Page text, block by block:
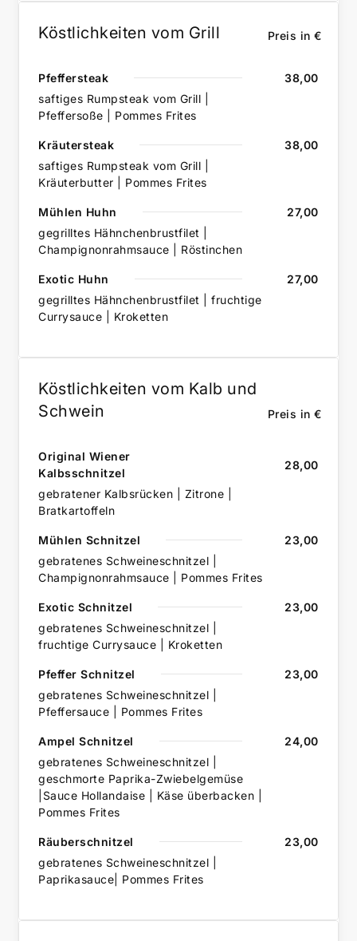
Köstlichkeiten vom Grill Preis in €
Pfeffersteak
38,00
saftiges Rumpsteak vom Grill |
Pfeffersoße | Pommes Frites
Kräutersteak
38,00
saftiges Rumpsteak vom Grill |
Kräuterbutter | Pommes Frites
Mühlen Huhn
27,00
gegrilltes Hähnchenbrustfilet |
Champignonrahmsauce | Röstinchen
Exotic Huhn
27,00
gegrilltes Hähnchenbrustfilet | fruchtige
Currysauce | Kroketten
Köstlichkeiten vom Kalb und
Schwein
Preis in €
Original Wiener
Kalbsschnitzel
28,00
gebratener Kalbsrücken | Zitrone |
Bratkartoffeln
Mühlen Schnitzel
23,00
gebratenes Schweineschnitzel |
Champignonrahmsauce | Pommes Frites
Exotic Schnitzel
23,00
gebratenes Schweineschnitzel |
fruchtige Currysauce | Kroketten
Pfeffer Schnitzel
23,00
gebratenes Schweineschnitzel |
Pfeffersauce | Pommes Frites
Ampel Schnitzel
24,00
gebratenes Schweineschnitzel |
geschmorte Paprika-Zwiebelgemüse
|Sauce Hollandaise | Käse überbacken |
Pommes Frites
Räuberschnitzel
23,00
gebratenes Schweineschnitzel |
Paprikasauce| Pommes Frites